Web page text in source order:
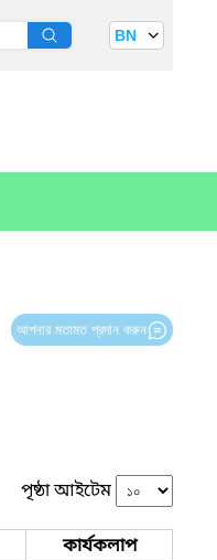
BN
আপনার মতামত প্রদান করুন
পৃষ্ঠা আইটেম
কার্যকলাপ